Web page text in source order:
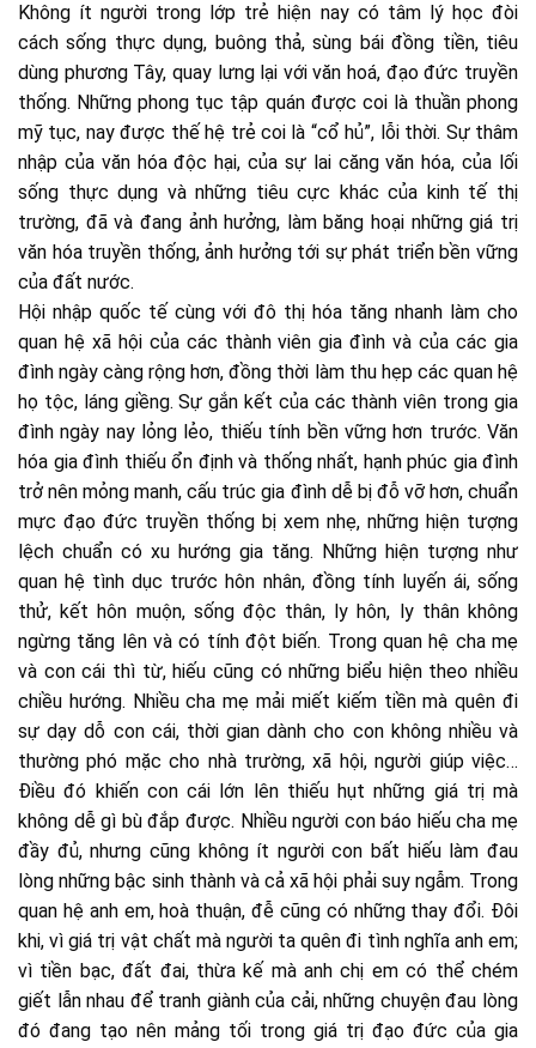
Không ít người trong lớp trẻ hiện nay có tâm lý học đòi
cách sống thực dụng, buông thả, sùng bái đồng tiền, tiêu
dùng phương Tây, quay lưng lại với văn hoá, đạo đức truyền
thống. Những phong tục tập quán được coi là thuần phong
mỹ tục, nay được thế hệ trẻ coi là “cổ hủ”, lỗi thời. Sự thâm
nhập của văn hóa độc hại, của sự lai căng văn hóa, của lối
sống thực dụng và những tiêu cực khác của kinh tế thị
trường, đã và đang ảnh hưởng, làm băng hoại những giá trị
văn hóa truyền thống, ảnh hưởng tới sự phát triển bền vững
của đất nước.
Hội nhập quốc tế cùng với đô thị hóa tăng nhanh làm cho
quan hệ xã hội của các thành viên gia đình và của các gia
đình ngày càng rộng hơn, đồng thời làm thu hẹp các quan hệ
họ tộc, láng giềng. Sự gắn kết của các thành viên trong gia
đình ngày nay lỏng lẻo, thiếu tính bền vững hơn trước. Văn
hóa gia đình thiếu ổn định và thống nhất, hạnh phúc gia đình
trở nên mỏng manh, cấu trúc gia đình dễ bị đỗ vỡ hơn, chuẩn
mực đạo đức truyền thống bị xem nhẹ, những hiện tượng
lệch chuẩn có xu hướng gia tăng. Những hiện tượng như
quan hệ tình dục trước hôn nhân, đồng tính luyến ái, sống
thử, kết hôn muộn, sống độc thân, ly hôn, ly thân không
ngừng tăng lên và có tính đột biến. Trong quan hệ cha mẹ
và con cái thì từ, hiếu cũng có những biểu hiện theo nhiều
chiều hướng. Nhiều cha mẹ mải miết kiếm tiền mà quên đi
sự dạy dỗ con cái, thời gian dành cho con không nhiều và
thường phó mặc cho nhà trường, xã hội, người giúp việc…
Điều đó khiến con cái lớn lên thiếu hụt những giá trị mà
không dễ gì bù đắp được. Nhiều người con báo hiếu cha mẹ
đầy đủ, nhưng cũng không ít người con bất hiếu làm đau
lòng những bậc sinh thành và cả xã hội phải suy ngẫm. Trong
quan hệ anh em, hoà thuận, đễ cũng có những thay đổi. Đôi
khi, vì giá trị vật chất mà người ta quên đi tình nghĩa anh em;
vì tiền bạc, đất đai, thừa kế mà anh chị em có thể chém
giết lẫn nhau để tranh giành của cải, những chuyện đau lòng
đó đang tạo nên mảng tối trong giá trị đạo đức của gia